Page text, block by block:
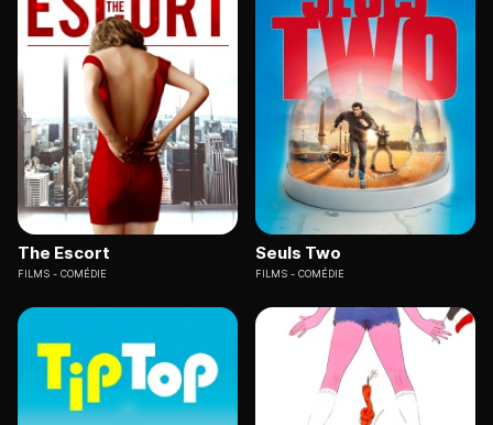
The Escort
FILMS COMÉDIE
Seuls Two
FILMS COMÉDIE